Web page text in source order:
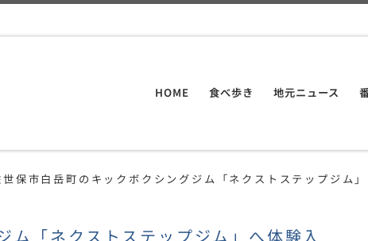
HOME 食べ歩き 地元ニュース
世保市白岳町のキックボクシングジム「ネクストステップジム」
ム「ネクストステップジム」へ体験入